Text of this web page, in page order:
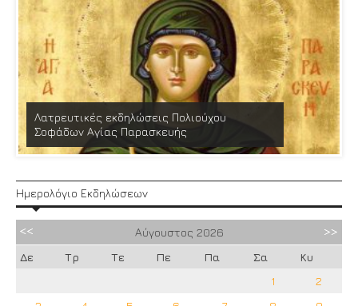
Λατρευτικές εκδηλώσεις Πολιούχου
Σοφάδων Αγίας Παρασκευής
Ημερολόγιο Εκδηλώσεων
Αύγουστος 2026
Δε
Τρ Τε Πε Πα Σα
Κυ
1
2